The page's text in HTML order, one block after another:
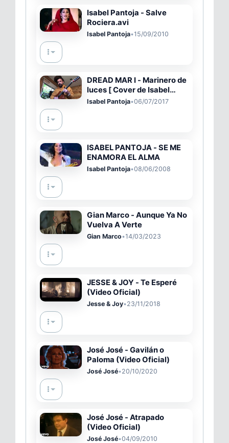
Isabel Pantoja - Salve
Rociera.avi
Isabel Pantoja•15/09/2010
DREAD MAR I - Marinero de
luces [ Cover de Isabel
Pantoja ]
Isabel Pantoja•06/07/2017
ISABEL PANTOJA - SE ME
ENAMORA EL ALMA
Isabel Pantoja•08/06/2008
Gian Marco - Aunque Ya No
Vuelva A Verte
Gian Marco•14/03/2023
JESSE & JOY - Te Esperé
(Video Oficial)
Jesse & Joy•23/11/2018
José José - Gavilán o
Paloma (Video Oficial)
José José•20/10/2020
José José - Atrapado
(Video Oficial)
José José•04/09/2010